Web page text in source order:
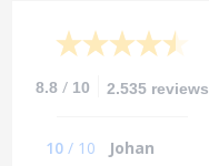
8.8 / 10 2.535 reviews
10 / 10
Johan